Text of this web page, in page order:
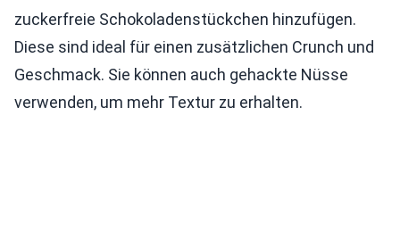
zuckerfreie Schokoladenstückchen hinzufügen.
Diese sind ideal für einen zusätzlichen Crunch und
Geschmack. Sie können auch gehackte Nüsse
verwenden, um mehr Textur zu erhalten.